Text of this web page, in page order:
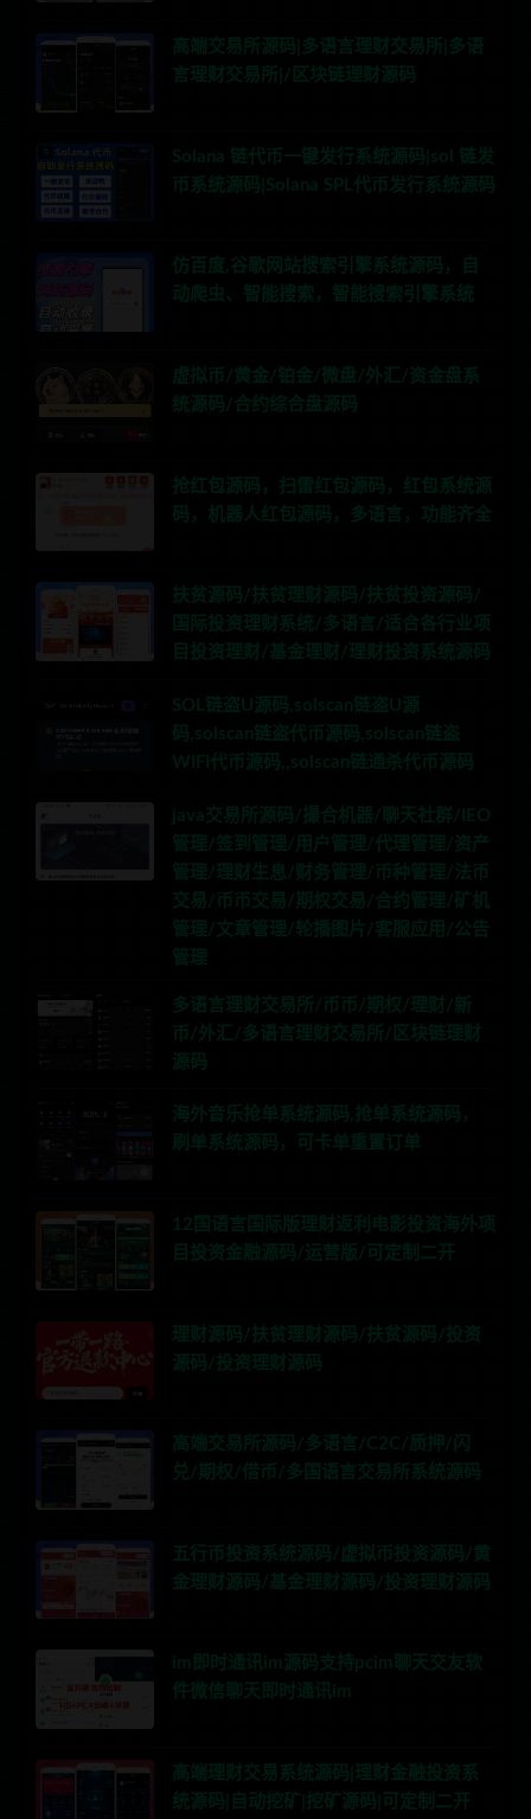
高端交易所源码|多语言理财交易所|多语
言理财交易所|/区块链理财源码
Solana 链代币一键发行系统源码|sol 链发
币系统源码|Solana SPL代币发行系统源码
仿百度,谷歌网站搜索引擎系统源码，自
动爬虫、智能搜索，智能搜索引擎系统
虚拟币/黄金/铂金/微盘/外汇/资金盘系
统源码/合约综合盘源码
抢红包源码，扫雷红包源码，红包系统源
码，机器人红包源码，多语言，功能齐全
扶贫源码/扶贫理财源码/扶贫投资源码/
国际投资理财系统/多语言/适合各行业项
目投资理财/基金理财/理财投资系统源码
SOL链盗U源码,solscan链盗U源
码,solscan链盗代币源码,solscan链盗
WIFI代币源码,,solscan链通杀代币源码
java交易所源码/撮合机器/聊天社群/IEO
管理/签到管理/用户管理/代理管理/资产
管理/理财生息/财务管理/币种管理/法币
交易/币币交易/期权交易/合约管理/矿机
管理/文章管理/轮播图片/客服应用/公告
管理
多语言理财交易所/币币/期权/理财/新
币/外汇/多语言理财交易所/区块链理财
源码
海外音乐抢单系统源码,抢单系统源码，
刷单系统源码，可卡单重置订单
12国语言国际版理财返利电影投资海外项
目投资金融源码/运营版/可定制二开
理财源码/扶贫理财源码/扶贫源码/投资
源码/投资理财源码
高端交易所源码/多语言/C2C/质押/闪
兑/期权/借币/多国语言交易所系统源码
五行币投资系统源码/虚拟币投资源码/黄
金理财源码/基金理财源码/投资理财源码
im即时通讯im源码支持pcim聊天交友软
件微信聊天即时通讯im
高端理财交易系统源码|理财金融投资系
统源码|自动挖矿|挖矿源码|可定制二开